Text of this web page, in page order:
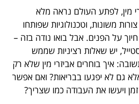
מין, לפתע העולם נראה מלא
משונות, וטכנולוגיות שפותחו
על הפנים. אבל בואו נודה בזה –
יש שאלות רציניות שממש
איך בוחרים אביזרי מין שלא רק
גם לא יפגעו בבריאות? ואם אפשר
ויעשו את העבודה כמו שצריך?